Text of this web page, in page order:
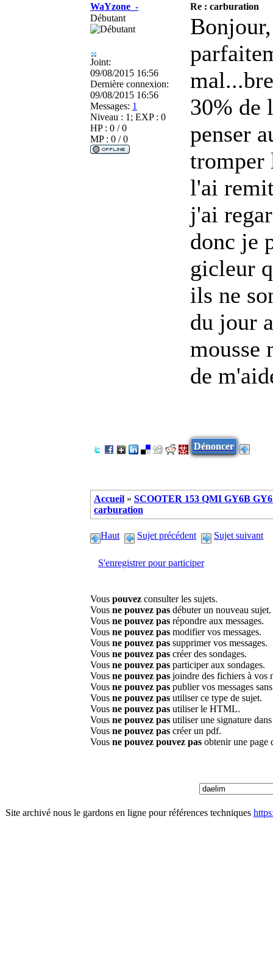
WaYzone_-
Re : carburation
Débutant
Joint:
09/08/2015 16:56
Dernière connexion:
09/08/2015 16:56
Messages: 1
Niveau : 1; EXP : 0
HP : 0 / 0
MP : 0 / 0
30% de
penser
tromper
l'ai
j'ai
donc je
gicleur
ils ne
du jour
mousse
de
Dénoncer
Accueil » SCOOTER 153 QMI GY6B
carburation
Haut Sujet précédent Sujet suivant
S'enregistrer pour participer
Vous pouvez consulter les sujets.
Vous ne pouvez pas débuter un nouveau sujet.
Vous ne pouvez pas répondre aux messages.
Vous ne pouvez pas modifier vos messages.
Vous ne pouvez pas supprimer vos messages.
Vous ne pouvez pas créer des sondages.
Vous ne pouvez pas participer aux sondages.
Vous ne pouvez pas joindre des fichiers à vos
Vous ne pouvez pas publier vos messages
Vous ne pouvez pas utiliser ce type de sujet.
Vous ne pouvez pas utiliser le HTML.
Vous ne pouvez pas utiliser une signature
Vous ne pouvez pas créer un pdf.
Vous ne pouvez pouvez pas obtenir une page
Site archivé nous le gardons en ligne pour références techniques